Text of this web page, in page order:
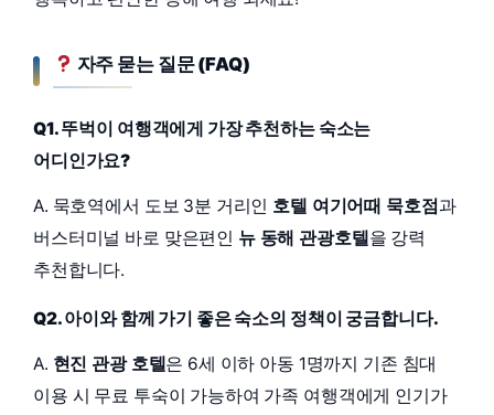
자주 묻는 질문 (FAQ)
Q1. 뚜벅이 여행객에게 가장 추천하는 숙소는
어디인가요?
A. 묵호역에서 도보 3분 거리인 호텔 여기어때 묵호점과
버스터미널 바로 맞은편인 뉴 동해 관광호텔을 강력
추천합니다.
Q2. 아이와 함께 가기 좋은 숙소의 정책이 궁금합니다.
A. 현진 관광 호텔은 6세 이하 아동 1명까지 기존 침대
이용 시 무료 투숙이 가능하여 가족 여행객에게 인기가